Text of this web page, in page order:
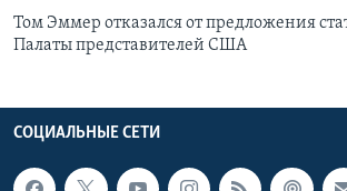
Том Эммер отказался от предложения
Палаты представителей США
СОЦИАЛЬНЫЕ СЕТИ